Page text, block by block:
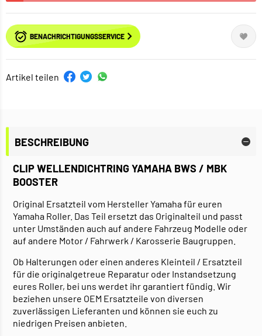
BENACHRICHTIGUNGSSERVICE
Artikel teilen
BESCHREIBUNG
CLIP WELLENDICHTRING YAMAHA BWS / MBK
BOOSTER
Original Ersatzteil vom Hersteller Yamaha für euren
Yamaha Roller. Das Teil ersetzt das Originalteil und passt
unter Umständen auch auf andere Fahrzeug Modelle oder
auf andere Motor / Fahrwerk / Karosserie Baugruppen.
Ob Halterungen oder einen anderes Kleinteil / Ersatzteil
für die originalgetreue Reparatur oder Instandsetzung
eures Roller, bei uns werdet ihr garantiert fündig. Wir
beziehen unsere OEM Ersatzteile von diversen
zuverlässigen Lieferanten und können sie euch zu
niedrigen Preisen anbieten.